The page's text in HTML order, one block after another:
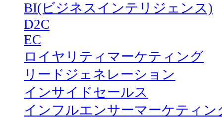
BI(ビジネスインテリジェンス)
D2C
EC
ロイヤリティマーケティング
リードジェネレーション
インサイドセールス
インフルエンサーマーケティン